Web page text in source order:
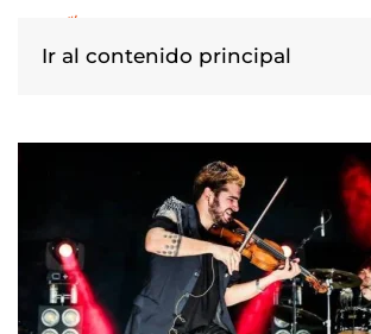
Ir al contenido principal